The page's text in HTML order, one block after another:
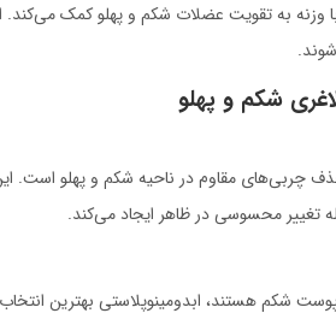
وزنه به تقویت عضلات شکم و پهلو کمک می‌کند.
شکم و پهلو
چربی‌های مقاوم در ناحیه شکم و پهلو است.
تغییر محسوسی در ظاهر ایجاد می‌کند.
پوست شکم هستند، ابدومینوپلاستی بهترین